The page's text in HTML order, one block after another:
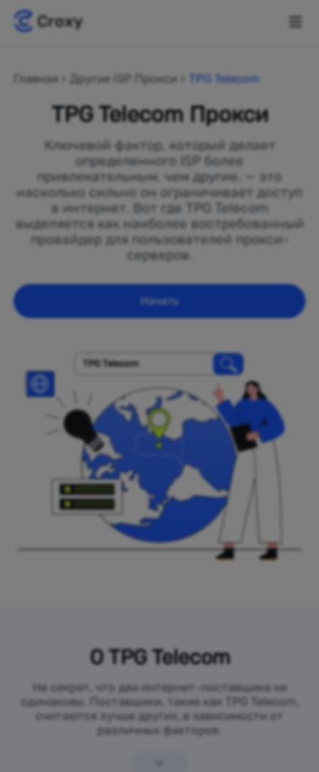
Главная Другие ISP Прокси TPG Telecom
TPG Telecom Прокси
Ключевой фактор, который делает
определенного ISP более
привлекательным, чем другие, — это
насколько сильно он ограничивает доступ
в интернет. Вот где TPG Telecom
выделяется как наиболее востребованный
провайдер для пользователей прокси-
серверов.
Начать
TPG Telecom
О TPG Telecom
Не секрет, что два интернет-поставщика не
одинаковы. Поставщики, такие как TPG Telecom,
считаются лучше других, в зависимости от
различных факторов.